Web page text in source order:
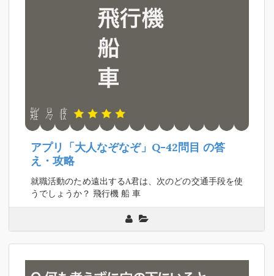
アプリ「大人なぞなぞ」Q-42問目 の答
え・攻略
就職活動のため遠出するA君は、次のどの交通手段を使
うでしょうか？ 飛行機 船 車